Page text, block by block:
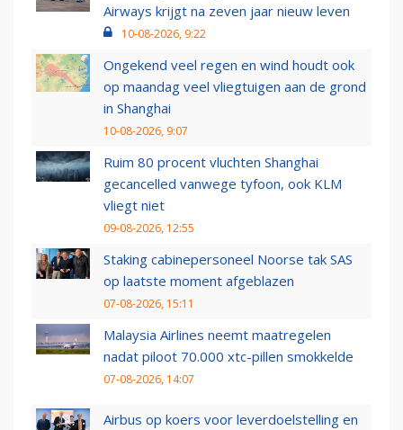
Airways krijgt na zeven jaar nieuw leven
10-08-2026, 9:22
Ongekend veel regen en wind houdt ook
op maandag veel vliegtuigen aan de grond
in Shanghai
10-08-2026, 9:07
Ruim 80 procent vluchten Shanghai
gecancelled vanwege tyfoon, ook KLM
vliegt niet
09-08-2026, 12:55
Staking cabinepersoneel Noorse tak SAS
op laatste moment afgeblazen
07-08-2026, 15:11
Malaysia Airlines neemt maatregelen
nadat piloot 70.000 xtc-pillen smokkelde
07-08-2026, 14:07
Airbus op koers voor leverdoelstelling en